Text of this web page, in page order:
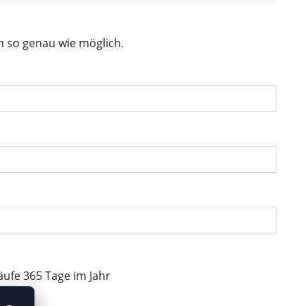
genau wie möglich.
365 Tage im Jahr